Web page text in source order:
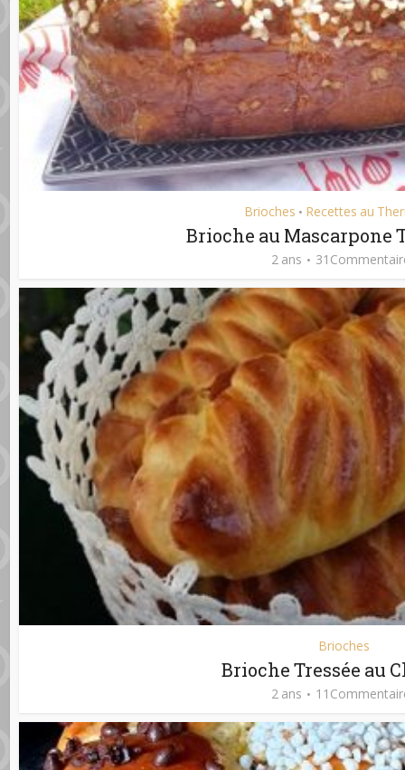
Brioches • Recettes au
Brioche au Mascarpone
2 ans
Brioches
Brioche Tressée au
2 ans